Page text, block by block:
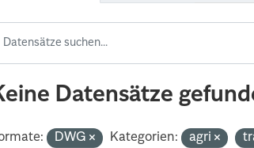
Datensätze
DWG Kategorien: agri